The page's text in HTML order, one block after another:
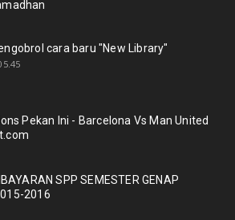
October 21, 2020
Kesiapan perpustakaan bagi
pemustaka baru
September 29, 2020
cara baru "New Library"
September 12, 2020
cara baru "New Library"
Pekan Ini - Barcelona Vs Man United
SPP SEMESTER GENAP
2016